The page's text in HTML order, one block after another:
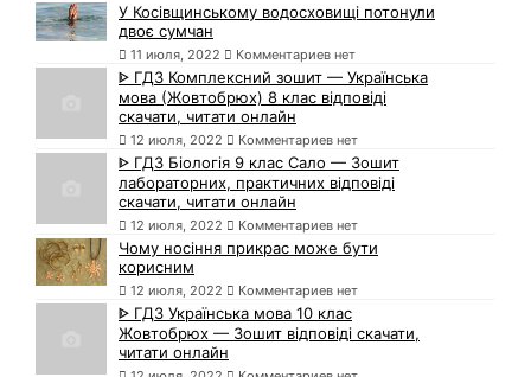
У Косівщинському водосховищі потонули
двоє сумчан
11 июля, 2022 Комментариев нет
ᐈ ГДЗ Комплексний зошит — Українська
мова (Жовтобрюх) 8 клас відповіді
скачати, читати онлайн
12 июля, 2022 Комментариев нет
ᐈ ГДЗ Біологія 9 клас Сало — Зошит
лабораторних, практичних відповіді
скачати, читати онлайн
12 июля, 2022 Комментариев нет
Чому носіння прикрас може бути
корисним
12 июля, 2022 Комментариев нет
ᐈ ГДЗ Українська мова 10 клас
Жовтобрюх — Зошит відповіді скачати,
читати онлайн